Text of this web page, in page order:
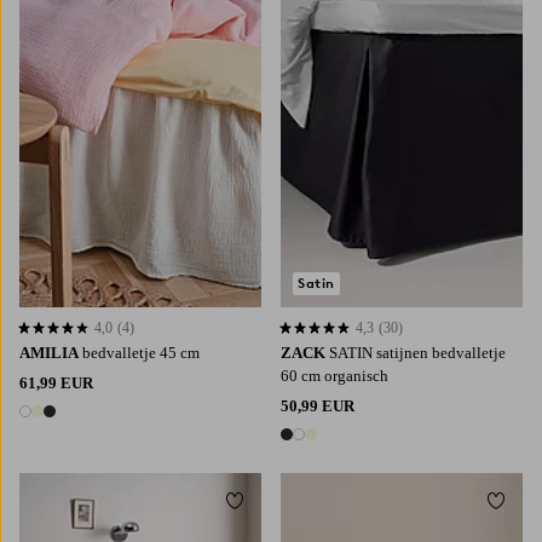
AMILIA bedvalletje 45 cm
61,99 EUR
3 kleuren
4,0 op basis van 4 beoordelingen
4,0 (4)
160X200
ZACK SATIN satijnen bedvalletje
60 cm organisch
50,99 EUR
3 kleuren
4,3 op basis van 30 beoordelingen
4,3 (30)
Satin
90X200
180X200
Toevoegen aan favorieten